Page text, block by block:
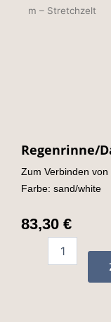
m – Stretchzelt
Regenrinne/
Zum Verbinden von
Farbe: sand/white
83,30 €